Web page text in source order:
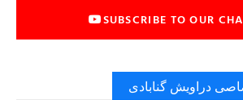
SUBSCRIBE TO OUR
دراویش گنابادی